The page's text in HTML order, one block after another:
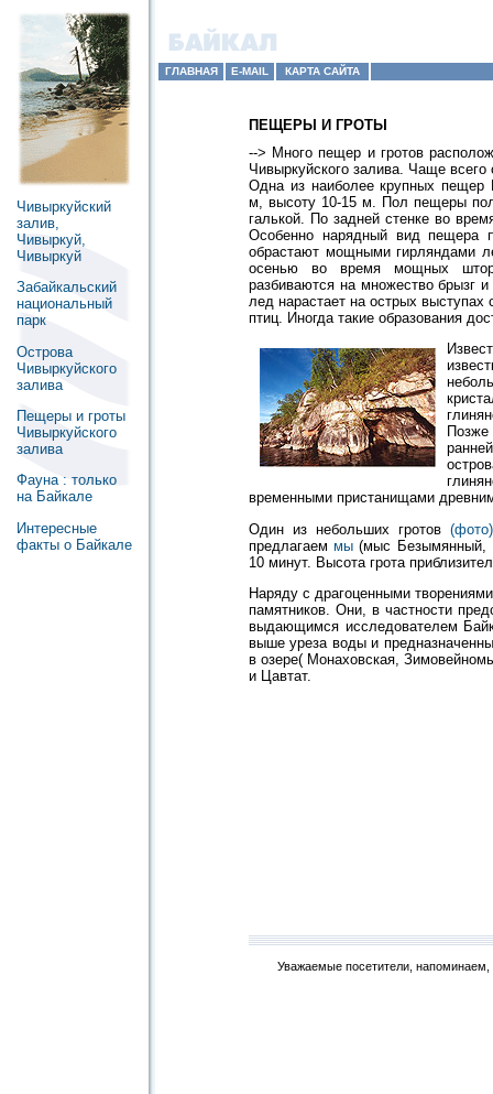
Чивыркуйский
залив,
Чивыркуй,
Чивыркуй
Забайкальский
национальный
парк
Острова
Чивыркуйского
залива
Пещеры и гроты
Чивыркуйского
залива
Фауна : только
на Байкале
Интересные
факты о Байкале
ГЛАВНАЯ E-MAIL КАРТА САЙТА
ПЕЩЕРЫ И ГРОТЫ
--> Много пещер и гротов
Чивыркуйского залива. Чаще
Одна из наиболее крупных пещер
м, высоту 10-15 м. Пол пещеры
галькой. По задней стенке во
Особенно нарядный вид пещера
обрастают мощными гирляндами
осенью во время мощных
разбиваются на множество брызг
лед нарастает на острых
птиц. Иногда такие образования
временными пристанищами
Один из небольших гротов(фото)
предлагаеммы (мыс Безымянный,
10 минут. Высота грота
Наряду с драгоценными
памятников. Они, в частности
выдающимся исследователем
выше уреза воды и
в озере( Монаховская,
и Цавтат.
Уважаемые посетители, напоминаем,